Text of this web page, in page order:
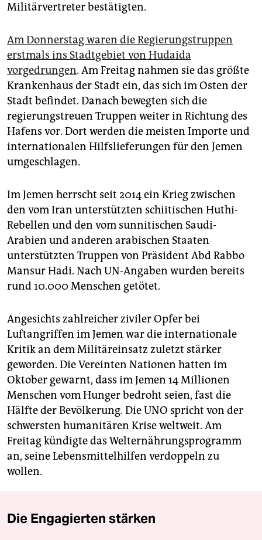
Militärvertreter bestätigten.
Am Donnerstag waren die Regierungstruppen
erstmals ins Stadtgebiet von Hudaida
vorgedrungen. Am Freitag nahmen sie das größte
Krankenhaus der Stadt ein, das sich im Osten der
Stadt befindet. Danach bewegten sich die
regierungstreuen Truppen weiter in Richtung des
Hafens vor. Dort werden die meisten Importe und
internationalen Hilfslieferungen für den Jemen
umgeschlagen.
Im Jemen herrscht seit 2014 ein Krieg zwischen
den vom Iran unterstützten schiitischen Huthi-
Rebellen und den vom sunnitischen Saudi-
Arabien und anderen arabischen Staaten
unterstützten Truppen von Präsident Abd Rabbo
Mansur Hadi. Nach UN-Angaben wurden bereits
rund 10.000 Menschen getötet.
Angesichts zahlreicher ziviler Opfer bei
Luftangriffen im Jemen war die internationale
Kritik an dem Militäreinsatz zuletzt stärker
geworden. Die Vereinten Nationen hatten im
Oktober gewarnt, dass im Jemen 14 Millionen
Menschen vom Hunger bedroht seien, fast die
Hälfte der Bevölkerung. Die UNO spricht von der
schwersten humanitären Krise weltweit. Am
Freitag kündigte das Welternährungsprogramm
an, seine Lebensmittelhilfen verdoppeln zu
wollen.
Die Engagierten stärken